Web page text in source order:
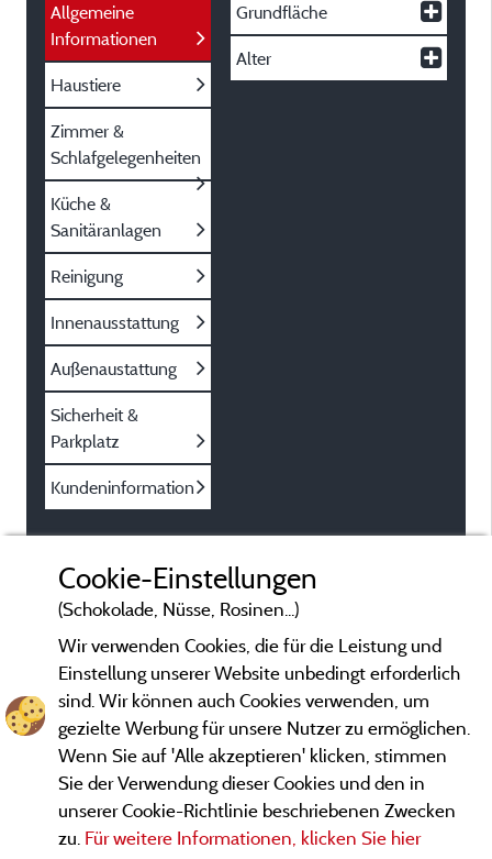
Allgemeine
Informationen
Haustiere
Zimmer &
Schlafgelegenheiten
Küche &
Sanitäranlagen
Reinigung
Innenausstattung
Außenaustattung
Sicherheit &
Parkplatz
Kundeninformation
Grundfläche
Alter
Gesetzliche Bedingungen
Cookie-Einstellungen
(Schokolade, Nüsse, Rosinen...)
Wir verwenden Cookies, die für die Leistung und
Einstellung unserer Website unbedingt erforderlich
sind. Wir können auch Cookies verwenden, um
gezielte Werbung für unsere Nutzer zu ermöglichen.
Wenn Sie auf 'Alle akzeptieren' klicken, stimmen
Sie der Verwendung dieser Cookies und den in
unserer Cookie-Richtlinie beschriebenen Zwecken
zu. Für weitere Informationen, klicken Sie hier